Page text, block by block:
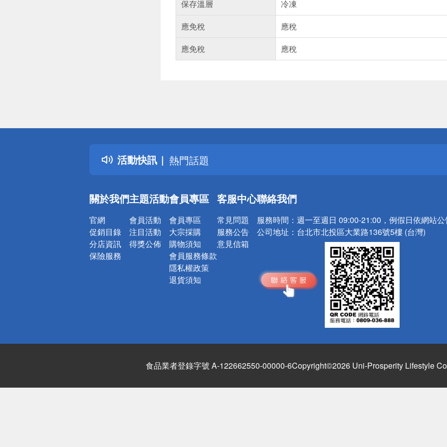
保存溫層
冷凍
應免稅
應稅
應免稅
應稅
活動快訊
詐騙網頁！請小心！
得獎公告
熱門話題
銀行優惠
詐騙網頁！請小心！
關於我們
官網
促銷目錄
分店資訊
保險服務
主題活動
會員活動
注目活動
得獎公佈
會員專區
會員專區
大宗採購
購物須知
會員服務條款
隱私權政策
退貨須知
客服中心
常見問題
服務公告
意見信箱
聯絡我們
服務時間： 週一至週日 09:00-21:00，例假日依網站
公司地址： 台北市北投區大業路136號5樓 (台灣)
食品業者登錄字號 A-122662550-00000-6Copyright©2026 Uni-Prosperity Lifestyle